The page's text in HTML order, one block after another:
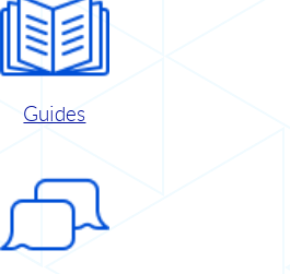
Guides